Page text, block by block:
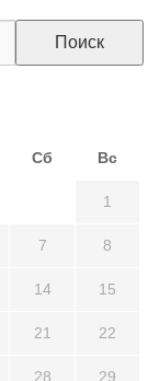
Сб Вс
1
7 8
14 15
21 22
28 29